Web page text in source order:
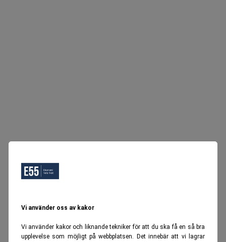
Vi använder oss av kakor
Vi använder kakor och liknande tekniker för att du ska få en så bra
upplevelse som möjligt på webbplatsen. Det innebär att vi lagrar